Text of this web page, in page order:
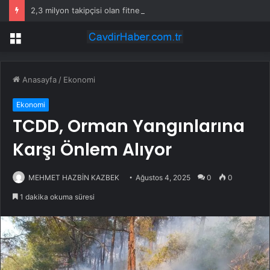
Menü
Anasayfa / Ekonomi
Ekonomi
TCDD, Orman Yangınlarına
Karşı Önlem Alıyor
MEHMET HAZBİN KAZBEK Ağustos 4, 2025 0 0
1 dakika okuma süresi